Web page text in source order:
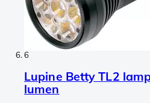
6
Lupine Betty TL2
lumen